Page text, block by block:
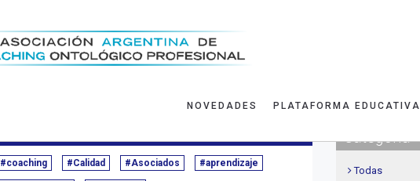
NOVEDADES PLATAFORMA EDUCATIVA
#coaching #Calidad #Asociados #aprendizaje
Categoría
Todas